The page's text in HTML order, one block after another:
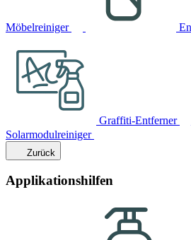
Möbelreiniger
Graffiti-Entferner
Solarmodulreiniger
Zurück
Applikationshilfen